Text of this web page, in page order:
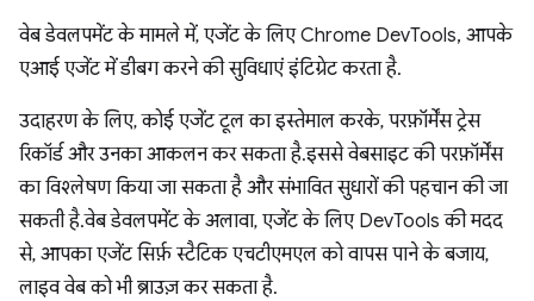
वेब डेवलपमेंट के मामले में, एजेंट के लिए Chrome DevTools, आपके
एआई एजेंट में डीबग करने की सुविधाएं इंटिग्रेट करता है.
उदाहरण के लिए, कोई एजेंट टूल का इस्तेमाल करके, परफ़ॉर्मेंस ट्रेस
रिकॉर्ड और उनका आकलन कर सकता है. इससे वेबसाइट की परफ़ॉर्मेंस
का विश्लेषण किया जा सकता है और संभावित सुधारों की पहचान की जा
सकती है. वेब डेवलपमेंट के अलावा, एजेंट के लिए DevTools की मदद
से, आपका एजेंट सिर्फ़ स्टैटिक एचटीएमएल को वापस पाने के बजाय,
लाइव वेब को भी ब्राउज़ कर सकता है.